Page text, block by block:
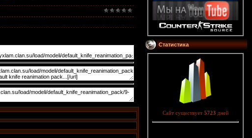
Статистика
Сайт существует 5723 дней